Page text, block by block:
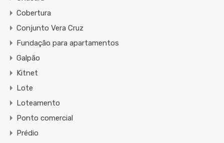
Cobertura
Conjunto Vera Cruz
Fundação para apartamentos
Galpão
Kitnet
Lote
Loteamento
Ponto comercial
Prédio